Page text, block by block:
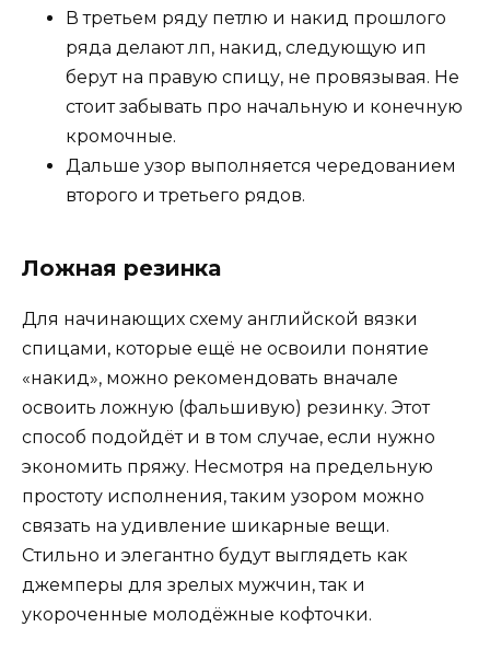
В третьем ряду петлю и накид прошлого
ряда делают лп, накид, следующую ип
берут на правую спицу, не провязывая. Не
стоит забывать про начальную и конечную
кромочные.
Дальше узор выполняется чередованием
второго и третьего рядов.
Ложная резинка
Для начинающих схему английской вязки
спицами, которые ещё не освоили понятие
«накид», можно рекомендовать вначале
освоить ложную (фальшивую) резинку. Этот
способ подойдёт и в том случае, если нужно
экономить пряжу. Несмотря на предельную
простоту исполнения, таким узором можно
связать на удивление шикарные вещи.
Стильно и элегантно будут выглядеть как
джемперы для зрелых мужчин, так и
укороченные молодёжные кофточки.